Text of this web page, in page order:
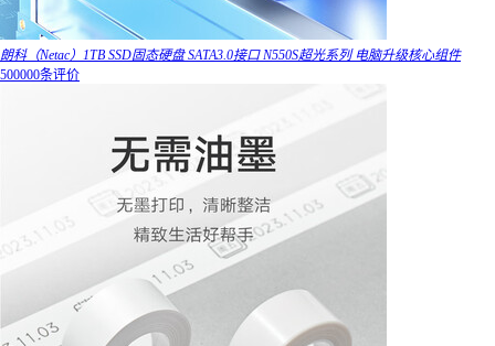
朗科（Netac）1TB SSD固态硬盘 SATA3.0接口 N550S超光系列 电脑升级核心组件
500000条评价